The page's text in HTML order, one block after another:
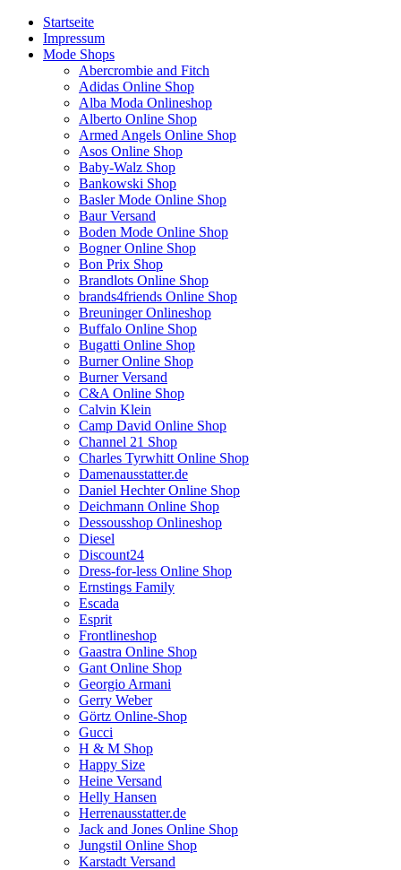
Startseite
Impressum
Mode Shops
Abercrombie and Fitch
Adidas Online Shop
Alba Moda Onlineshop
Alberto Online Shop
Armed Angels Online Shop
Asos Online Shop
Baby-Walz Shop
Bankowski Shop
Basler Mode Online Shop
Baur Versand
Boden Mode Online Shop
Bogner Online Shop
Bon Prix Shop
Brandlots Online Shop
brands4friends Online Shop
Breuninger Onlineshop
Buffalo Online Shop
Bugatti Online Shop
Burner Online Shop
Burner Versand
C&A Online Shop
Calvin Klein
Camp David Online Shop
Channel 21 Shop
Charles Tyrwhitt Online Shop
Damenausstatter.de
Daniel Hechter Online Shop
Deichmann Online Shop
Dessousshop Onlineshop
Diesel
Discount24
Dress-for-less Online Shop
Ernstings Family
Escada
Esprit
Frontlineshop
Gaastra Online Shop
Gant Online Shop
Georgio Armani
Gerry Weber
Görtz Online-Shop
Gucci
H & M Shop
Happy Size
Heine Versand
Helly Hansen
Herrenausstatter.de
Jack and Jones Online Shop
Jungstil Online Shop
Karstadt Versand